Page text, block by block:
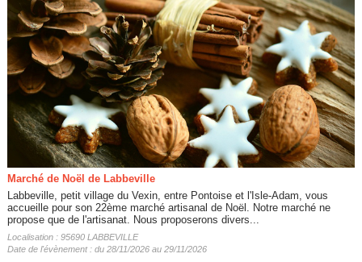
Marché de Noël de Labbeville
Labbeville, petit village du Vexin, entre Pontoise et l'Isle-Adam, vous
accueille pour son 22ème marché artisanal de Noël. Notre marché ne
propose que de l'artisanat. Nous proposerons divers...
Localisation : 95690 LABBEVILLE
Date de l'évènement : du 28/11/2026 au 29/11/2026